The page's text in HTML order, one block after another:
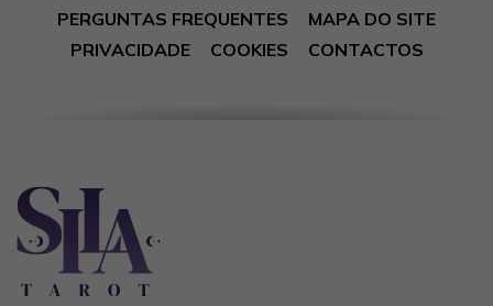
PERGUNTAS FREQUENTES
MAPA DO SITE
PRIVACIDADE
COOKIES CONTACTOS